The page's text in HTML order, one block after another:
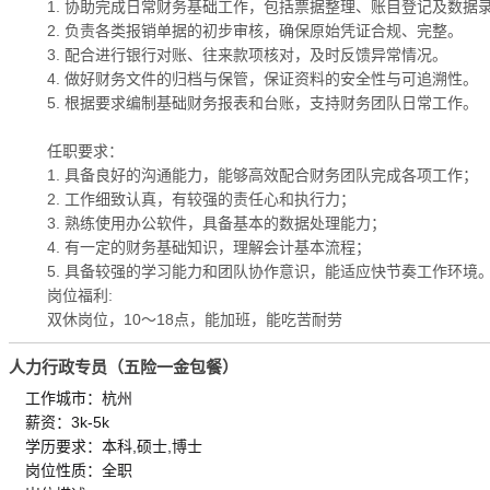
1. 协助完成日常财务基础工作，包括票据整理、账目登记及数据录
2. 负责各类报销单据的初步审核，确保原始凭证合规、完整。
3. 配合进行银行对账、往来款项核对，及时反馈异常情况。
4. 做好财务文件的归档与保管，保证资料的安全性与可追溯性。
5. 根据要求编制基础财务报表和台账，支持财务团队日常工作。
任职要求：
1. 具备良好的沟通能力，能够高效配合财务团队完成各项工作；
2. 工作细致认真，有较强的责任心和执行力；
3. 熟练使用办公软件，具备基本的数据处理能力；
4. 有一定的财务基础知识，理解会计基本流程；
5. 具备较强的学习能力和团队协作意识，能适应快节奏工作环境。
岗位福利:
双休岗位，10～18点，能加班，能吃苦耐劳
人力行政专员（五险一金包餐）
工作城市：杭州
薪资：3k-5k
学历要求：本科,硕士,博士
岗位性质：全职